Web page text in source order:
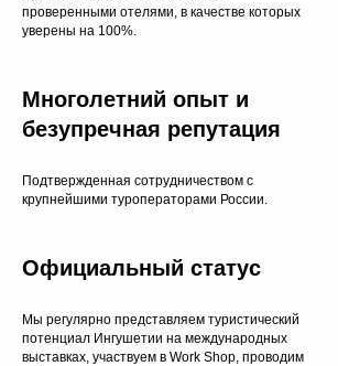
проверенными отелями, в качестве которых
уверены на 100%.
Многолетний опыт и
безупречная репутация
Подтвержденная сотрудничеством с
крупнейшими туроператорами России.
Официальный статус
Мы регулярно представляем туристический
потенциал Ингушетии на международных
выставках, участвуем в Work Shop, проводим